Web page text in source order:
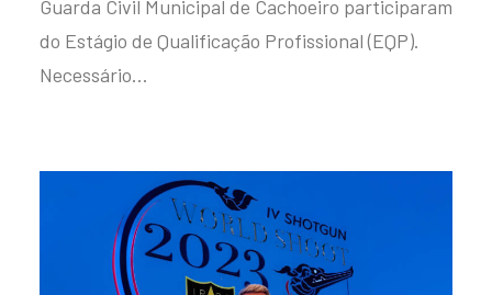
Guarda Civil Municipal de Cachoeiro participaram
do Estágio de Qualificação Profissional (EQP).
Necessário…